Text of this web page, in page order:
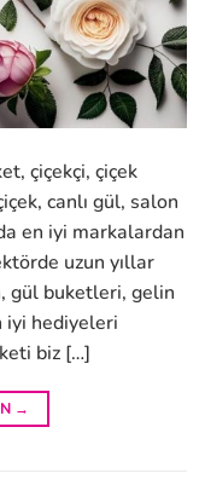
çiçekçi, çiçek
canlı gül, salon
en iyi markalardan
uzun yıllar
gül buketleri, gelin
iyi hediyeleri
biz […]
→